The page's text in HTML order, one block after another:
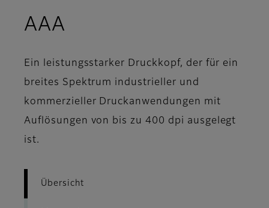
AAA
Ein leistungsstarker Druckkopf, der für ein
breites Spektrum industrieller und
kommerzieller Druckanwendungen mit
Auflösungen von bis zu 400 dpi ausgelegt
ist.
Übersicht